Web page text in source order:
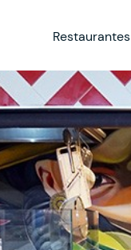
Restaurantes